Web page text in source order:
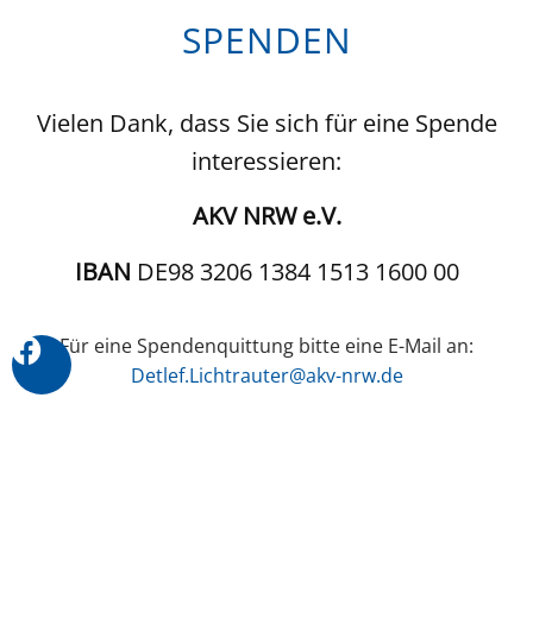
SPENDEN
Vielen Dank, dass Sie sich für eine Spende
interessieren:
AKV NRW e.V.
IBAN DE98 3206 1384 1513 1600 00
Für eine Spendenquittung bitte eine E-Mail an:
Detlef.Lichtrauter@akv-nrw.de